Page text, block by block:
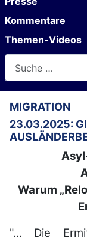
Kommentare
Themen-Videos
MIGRATION
23.03.2025:
Warum
"... Die